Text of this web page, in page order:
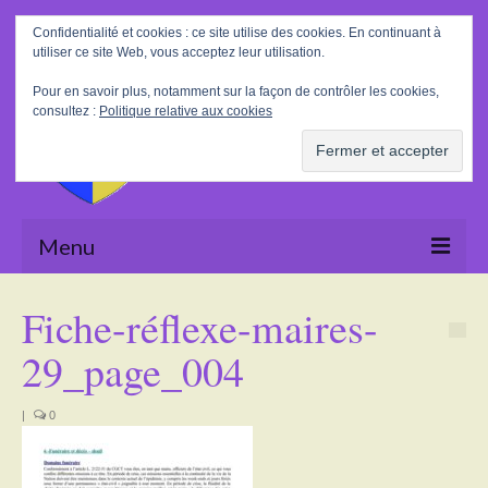
Rechercher
:
Menu
La Mairie
Le village
Fiche-réflexe-maires-
29_page_004
| 0
Confidentialité et cookies : ce site utilise des cookies. En continuant à
utiliser ce site Web, vous acceptez leur utilisation.
Pour en savoir plus, notamment sur la façon de contrôler les cookies,
consultez : Politique relative aux cookies